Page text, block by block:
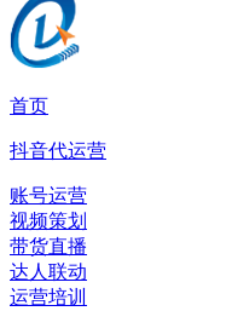
首页
抖音代运营
账号运营
视频策划
带货直播
达人联动
运营培训